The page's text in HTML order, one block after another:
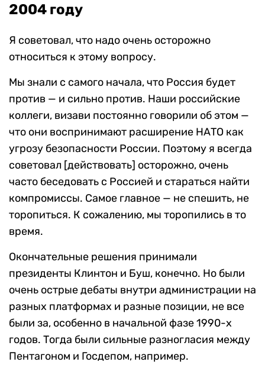
2004 году
Я советовал, что надо очень осторожно
относиться к этому вопросу.
Мы знали с самого начала, что Россия будет
против — и сильно против. Наши российские
коллеги, визави постоянно говорили об этом —
что они воспринимают расширение НАТО как
угрозу безопасности России. Поэтому я всегда
советовал [действовать] осторожно, очень
часто беседовать с Россией и стараться найти
компромиссы. Самое главное — не спешить, не
торопиться. К сожалению, мы торопились в то
время.
Окончательные решения принимали
президенты Клинтон и Буш, конечно. Но были
очень острые дебаты внутри администрации на
разных платформах и разные позиции, не все
были за, особенно в начальной фазе 1990-х
годов. Тогда были сильные разногласия между
Пентагоном и Госдепом, например.